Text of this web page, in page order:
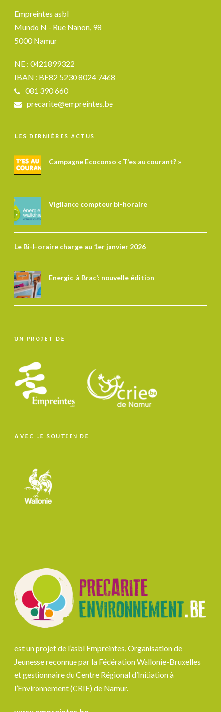
Empreintes asbl
Mundo N - Rue Nanon, 98
5000 Namur
NE : 0421899322
IBAN : BE82 5230 8024 7468
081 390 660
precarite@empreintes.be
LES DERNIÈRES ACTUS
Campagne Ecoconso « T’es au courant? »
Vigilance compteur bi-horaire
Le Bi-Horaire change au 1er janvier 2026
Energic’ à Brac’: nouvelle édition
UN PROJET DE
AVEC LE SOUTIEN DE
est un projet de l’asbl Empreintes, Organisation de
Jeunesse reconnue par la Fédération Wallonie-Bruxelles
et gestionnaire du Centre Régional d’Initiation à
l’Environnement (CRIE) de Namur.